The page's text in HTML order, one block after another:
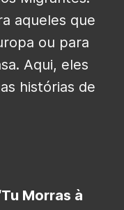
aqueles que
ou para
Aqui, eles
histórias de
Morras à